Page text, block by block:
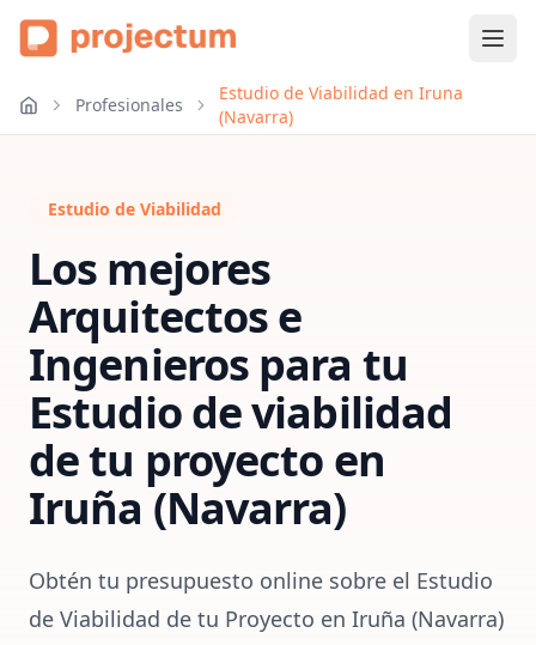
Profesionales
Estudio de Viabilidad en Iruna
(Navarra)
Estudio de Viabilidad
Los mejores
Arquitectos e
Ingenieros para tu
Estudio de viabilidad
de tu proyecto en
Iruña (Navarra)
Obtén tu presupuesto online sobre el Estudio
de Viabilidad de tu Proyecto en Iruña (Navarra)